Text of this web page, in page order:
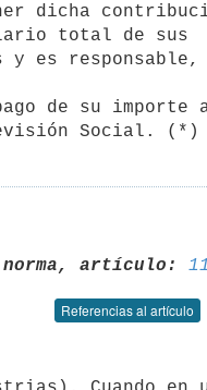
dicha
total de sus
y es responsable,
de su importe
artículo: 11
Referencias al artículo